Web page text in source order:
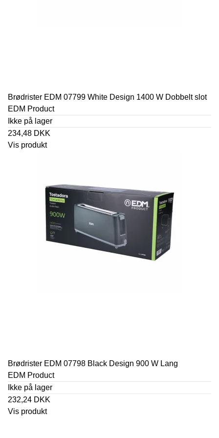
Brødrister EDM 07799 White Design 1400 W Dobbelt slot
EDM Product
Ikke på lager
234,48 DKK
Vis produkt
Brødrister EDM 07798 Black Design 900 W Lang
EDM Product
Ikke på lager
232,24 DKK
Vis produkt